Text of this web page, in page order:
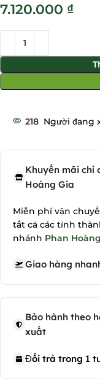
₫
218 Người đang
Khuyến mãi chỉ
Hoàng Gia
Miễn phí vận
tất cả các tỉnh
nhánh Phan
Giao hàng
Bảo hành theo
xuất
Đổi trả trong 1